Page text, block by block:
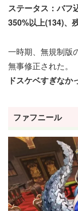
ステータス：バフ
350%以上(134)、
一時期、無規制版
無事修正された。
ドスケベすぎなか
ファフニール